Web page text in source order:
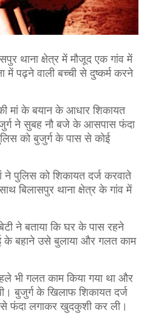
थाना क्षेत्र में मौजूद एक गांव में
में पढ़ने वाली बच्ची से दुष्कर्म करने
मां के बयान के आधार शिकायत
ने सुबह नौ बजे के आसपास फंदा
को बुजुर्ग के पास से कोई
ने पुलिस को शिकायत दर्ज करवाते
बिलासपुर थाना क्षेत्र के गांव में
ने बताया कि घर के पास रहने
के बहाने उसे बुलाया और गलत काम
भी गलत काम किया गया था और
बुजुर्ग के खिलाफ शिकायत दर्ज
फंदा लगाकर खुदकुशी कर ली।